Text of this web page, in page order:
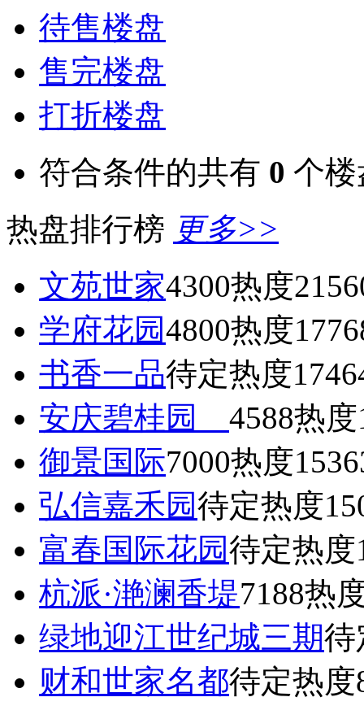
待售楼盘
售完楼盘
打折楼盘
符合条件的共有 0 个楼
热盘排行榜 更多>>
文苑世家4300热度
学府花园4800热度
书香一品待定热度
安庆碧桂园 4588热度
御景国际7000热度
弘信嘉禾园待定热度
富春国际花园待定热度
杭派·滟澜香堤7188热
绿地迎江世纪城三期待
财和世家名都待定热度